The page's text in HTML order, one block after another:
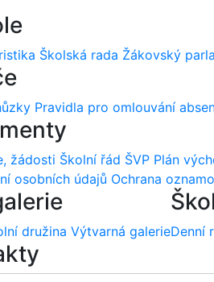
Školská rada Žákovský
Pravidla pro omlouvání
žádosti Školní řád ŠVP Plán
osobních údajů Ochrana
družina Výtvarná galerieDenní